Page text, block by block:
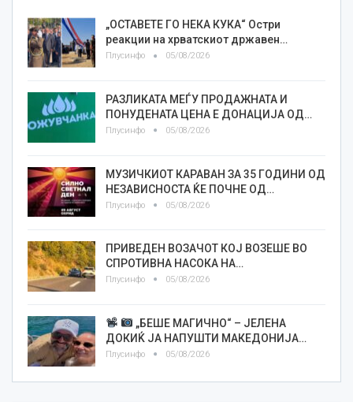
„ОСТАВЕТЕ ГО НЕКА КУКА“ Остри
реакции на хрватскиот државен…
Плусинфо 05/08/2026
РАЗЛИКАТА МЕЃУ ПРОДАЖНАТА И
ПОНУДЕНАТА ЦЕНА Е ДОНАЦИЈА ОД…
Плусинфо 05/08/2026
МУЗИЧКИОТ КАРАВАН ЗА 35 ГОДИНИ ОД
НЕЗАВИСНОСТА ЌЕ ПОЧНЕ ОД…
Плусинфо 05/08/2026
ПРИВЕДЕН ВОЗАЧОТ КОЈ ВОЗЕШЕ ВО
СПРОТИВНА НАСОКА НА…
Плусинфо 05/08/2026
„БЕШЕ МАГИЧНО“ – ЈЕЛЕНА
ДОКИЌ ЈА НАПУШТИ МАКЕДОНИЈА…
Плусинфо 05/08/2026